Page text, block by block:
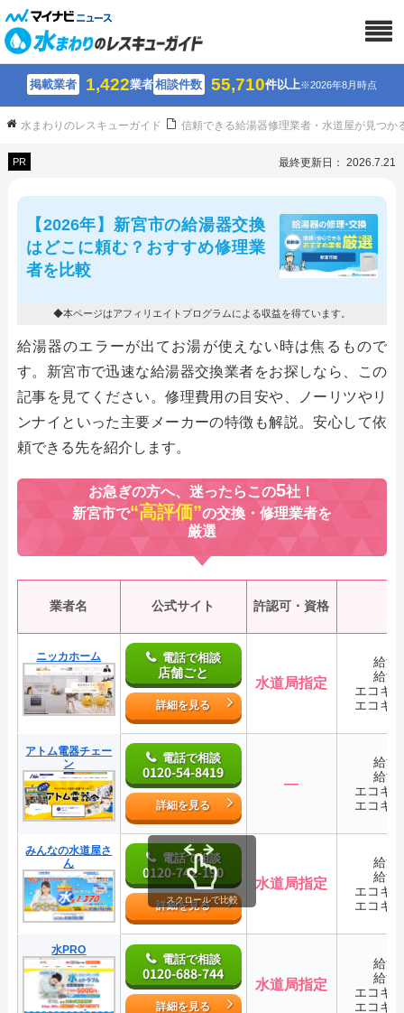
掲載業者 1,422業者相談件数 55,710件以上※2026年8月時点
水まわりのレスキューガイド 信頼できる給湯器修理業者・水道屋が見つか
PR 最終更新日： 2026.7.21
【2026年】新宮市の給湯器交換
はどこに頼む？おすすめ修理業
者を比較
◆本ページはアフィリエイトプログラムによる収益を得ています。
給湯器のエラーが出てお湯が使えない時は焦るもので
す。新宮市で迅速な給湯器交換業者をお探しなら、この
記事を見てください。修理費用の目安や、ノーリツやリ
ンナイといった主要メーカーの特徴も解説。安心して依
頼できる先を紹介します。
お急ぎの方へ、迷ったらこの5社！
新宮市で“高評価”の交換・修理業者を
厳選
業者名 公式サイト 許認可・資格
ニッカホーム 電話で相談
店舗ごと
詳細を見る
水道局指定
給湯
給湯
エコキ
エコキ
アトム電器チェー
ン
電話で相談
0120-54-8419
詳細を見る
―
給湯
給湯
エコキ
エコキ
みんなの水道屋さ
ん
電話で相談
0120-742-190
詳細を見る
水道局指定
給湯
給湯
エコキ
エコキ
水PRO
電話で相談
0120-688-744
詳細を見る
水道局指定
給湯
給湯
エコキ
エコキ
スクロールで比較